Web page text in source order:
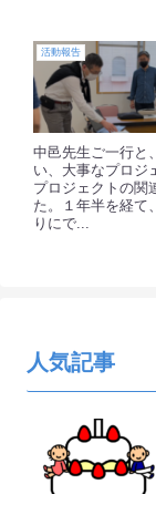
活動報告
中邑先生ご一行と
い、大事なプロジ
プロジェクトの関
た。１年半を経て
りにで...
人気記事